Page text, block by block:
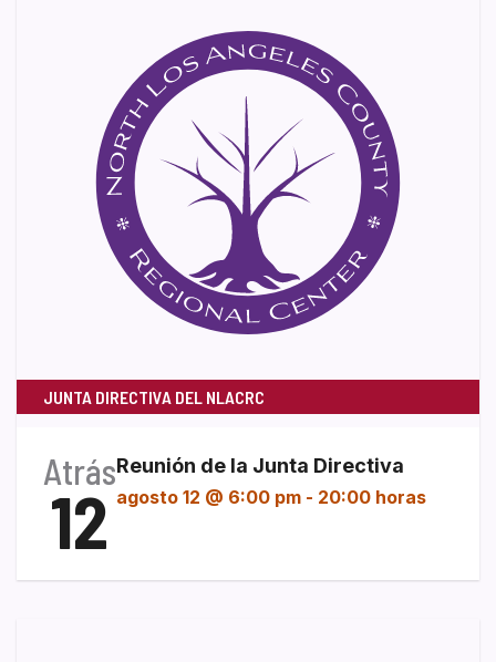
JUNTA DIRECTIVA DEL NLACRC
Atrás
12
Reunión de la Junta Directiva
agosto 12 @ 6:00 pm - 20:00 horas